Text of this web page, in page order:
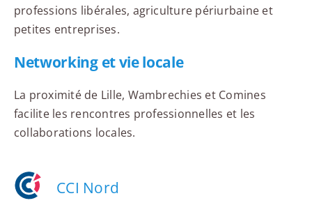
professions libérales, agriculture périurbaine et
petites entreprises.
Networking et vie locale
La proximité de Lille, Wambrechies et Comines
facilite les rencontres professionnelles et les
collaborations locales.
CCI Nord